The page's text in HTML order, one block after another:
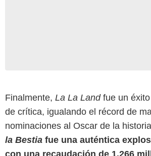
Finalmente, La La Land fue un
de crítica, igualando el récord de
nominaciones al Oscar de la
la Bestia fue una auténtica
con una recaudación de 1.266